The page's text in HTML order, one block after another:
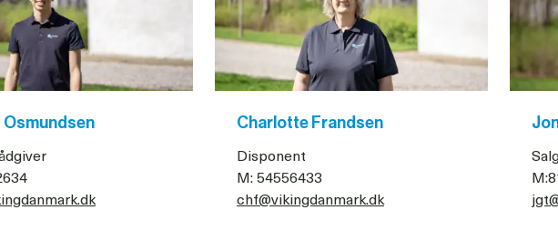
Osmundsen Charlotte Frandsen
Disponent
M: 54556433
chf@vikingdanmark.dk